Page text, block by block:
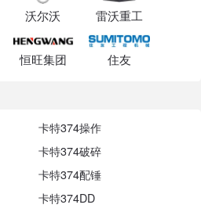
沃尔沃 雷沃重工
恒旺集团 住友
卡特374操作
卡特374破碎
卡特374配锤
卡特374DD